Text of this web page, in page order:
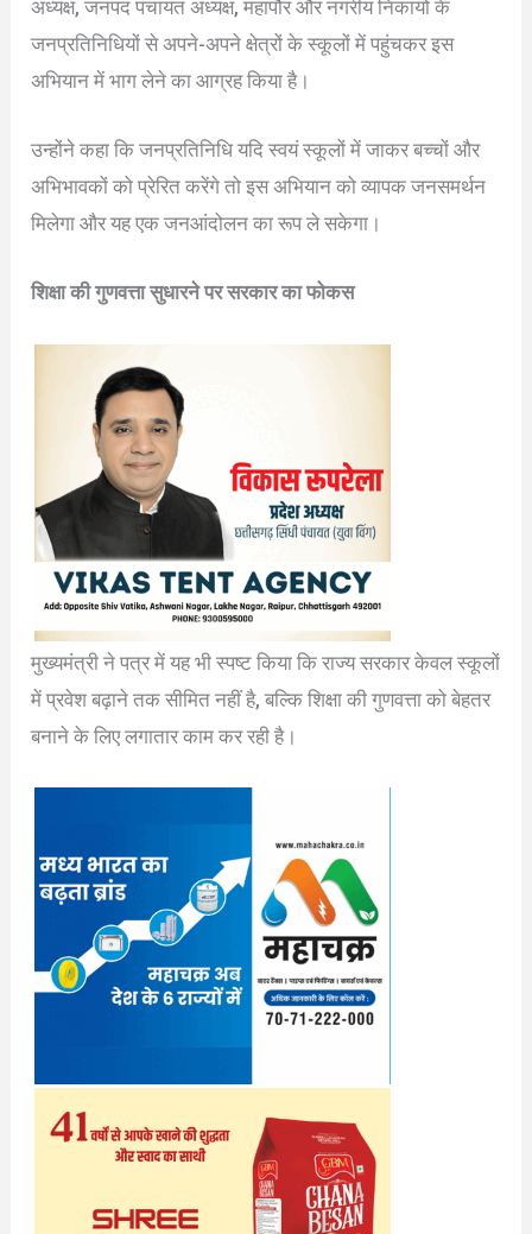
अध्यक्ष, जनपद पंचायत अध्यक्ष, महापौर और नगरीय निकायों के
जनप्रतिनिधियों से अपने-अपने क्षेत्रों के स्कूलों में पहुंचकर इस
अभियान में भाग लेने का आग्रह किया है।
उन्होंने कहा कि जनप्रतिनिधि यदि स्वयं स्कूलों में जाकर बच्चों और
अभिभावकों को प्रेरित करेंगे तो इस अभियान को व्यापक जनसमर्थन
मिलेगा और यह एक जनआंदोलन का रूप ले सकेगा।
शिक्षा की गुणवत्ता सुधारने पर सरकार का फोकस
मुख्यमंत्री ने पत्र में यह भी स्पष्ट किया कि राज्य सरकार केवल स्कूलों
में प्रवेश बढ़ाने तक सीमित नहीं है, बल्कि शिक्षा की गुणवत्ता को बेहतर
बनाने के लिए लगातार काम कर रही है।